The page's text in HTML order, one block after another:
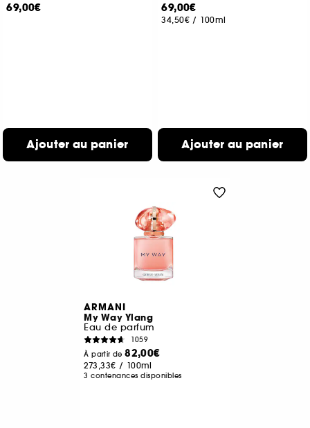
69,00€
Ajouter au panier
69,00€
34,50€ / 100ml
Ajouter au panier
ARMANI
My Way Ylang
Eau de parfum
1059
À partir de82,00€
273,33€ / 100ml
3 contenances disponibles